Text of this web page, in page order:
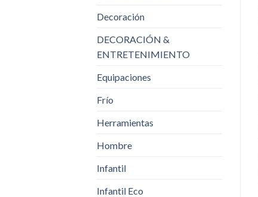
Decoración
DECORACIÓN &
ENTRETENIMIENTO
Equipaciones
Frío
Herramientas
Hombre
Infantil
Infantil Eco